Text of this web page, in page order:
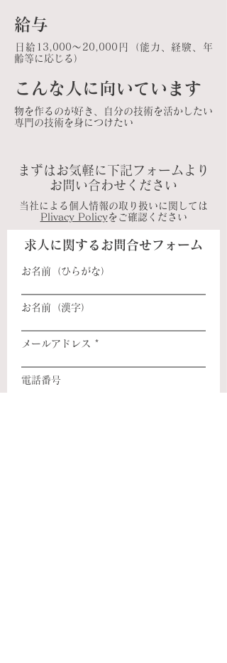
給与
​日給13,000～20,000円（能力、経験、年
齢等に応じる）
こんな人に向いています
​物を作るのが好き、自分の技術を活かしたい
専門の技術を身につけたい​
​まずはお気軽に下記フォームより
お問い合わせください
​当社による個人情報の取り扱いに関しては
Plivacy Policyをご確認ください
求人に関するお問合せフォーム
お名前（ひらがな）
お名前（漢字）
メールアドレス
電話番号